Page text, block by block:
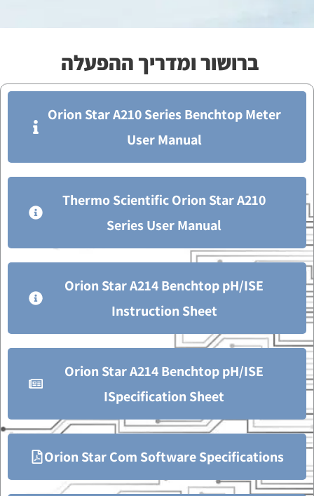
ברושור ומדריך ההפעלה
Orion Star A210 Series Benchtop Meter
User Manual
Thermo Scientific Orion Star A210
Series User Manual
Orion Star A214 Benchtop pH/ISE
Instruction Sheet
Orion Star A214 Benchtop pH/ISE
ISpecification Sheet
Orion Star Com Software Specifications